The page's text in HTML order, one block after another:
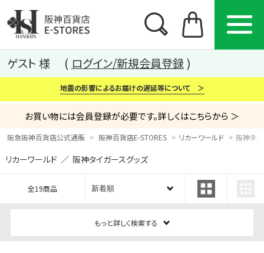
カテゴリー ブランド 特集
から探す
ゲスト 様 ログイン/新規会員登録
地震の影響によるお届けの遅延等について ＞
お買い物には会員登録が必要です。詳しくはこちらから ＞
阪急阪神百貨店公式通販 阪神百貨店E-STORES リカーワールド 阪神タイ
リカーワールド ／ 阪神タイガースグッズ
全19商品
もっと詳しく検索する